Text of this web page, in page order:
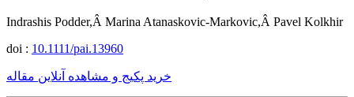
Indrashis Podder,Â Marina Atanaskovic-Markovic,Â Pavel Kolkhir
doi : 10.1111/pai.13960
خرید پکیج و مشاهده آنلاین مقاله